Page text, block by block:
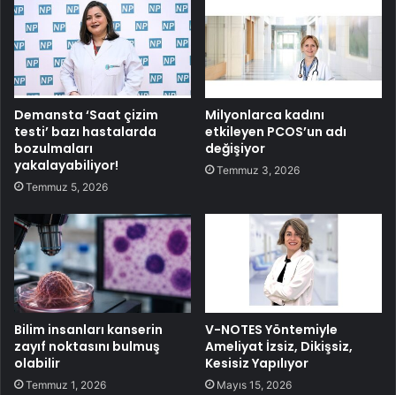
Demansta ‘Saat çizim
testi’ bazı hastalarda
bozulmaları
yakalayabiliyor!
Temmuz 5, 2026
Milyonlarca kadını
etkileyen PCOS’un adı
değişiyor
Temmuz 3, 2026
Bilim insanları kanserin
zayıf noktasını bulmuş
olabilir
Temmuz 1, 2026
V-NOTES Yöntemiyle
Ameliyat İzsiz, Dikişsiz,
Kesisiz Yapılıyor
Mayıs 15, 2026